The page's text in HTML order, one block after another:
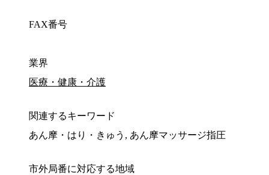
FAX番号
業界
医療・健康・介護
関連するキーワード
あん摩・はり・きゅう, あん摩マッサージ指圧
市外局番に対応する地域